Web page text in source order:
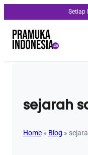
Setiap
sejarah
Home» Blog »